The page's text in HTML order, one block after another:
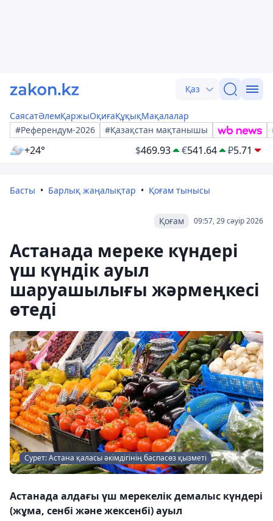
Қаз
СаясатӘлемҚаржыОқиғаҚұқықМақалалар
#Референдум-2026
#Қазақстан мақтанышы
+24° $469.93 €541.64 ₽5.71
Басты Барлық жаңалықтар Қоғам тынысы
09:57, 29 сәуір 2026
Қоғам
Астанада мереке күндері
үш күндік ауыл
шаруашылығы жәрмеңкесі
өтеді
Сурет: Астана қаласы әкімдігінің баспасөз қызметі
Астанада алдағы үш мерекелік демалыс күндері
(жұма, сенбі және жексенбі) ауыл